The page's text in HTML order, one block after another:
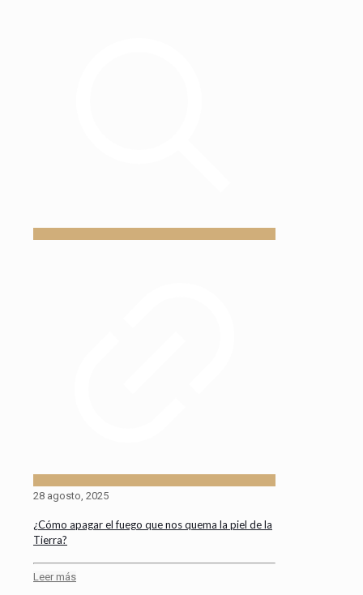
28 agosto, 2025
¿Cómo apagar el fuego que nos quema la piel de la
Tierra?
Leer más